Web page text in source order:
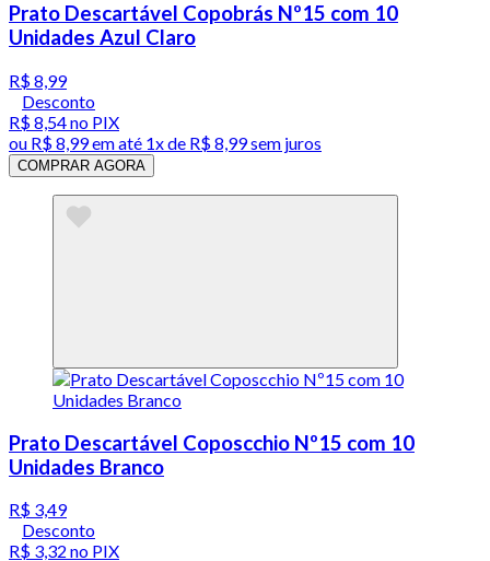
Prato Descartável Copobrás Nº15 com 10
Unidades Azul Claro
R$ 8,99
Desconto
R$ 8,54no PIX
ou R$ 8,99em até 1x de R$ 8,99sem juros
COMPRAR AGORA
Prato Descartável Coposcchio Nº15 com 10
Unidades Branco
R$ 3,49
Desconto
R$ 3,32 no PIX